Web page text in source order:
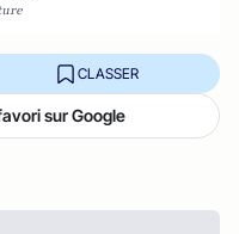
CLASSER
sur Google